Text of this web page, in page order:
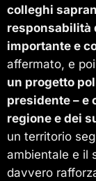
colleghi
responsabilità
importante e
affermato, e
un progetto
presidente – e
regione e dei
un territorio
ambientale e il
davvero